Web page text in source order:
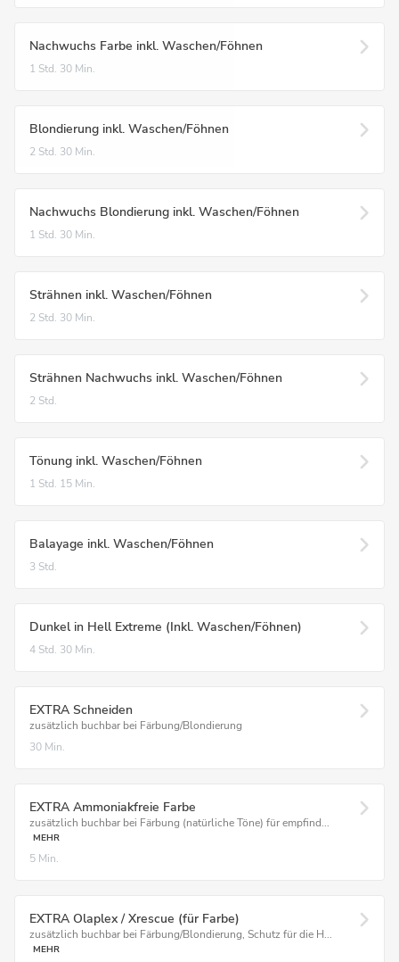
Nachwuchs Farbe inkl. Waschen/Föhnen
1 Std. 30 Min.
Blondierung inkl. Waschen/Föhnen
2 Std. 30 Min.
Nachwuchs Blondierung inkl. Waschen/Föhnen
1 Std. 30 Min.
Strähnen inkl. Waschen/Föhnen
2 Std. 30 Min.
Strähnen Nachwuchs inkl. Waschen/Föhnen
2 Std.
Tönung inkl. Waschen/Föhnen
1 Std. 15 Min.
Balayage inkl. Waschen/Föhnen
3 Std.
Dunkel in Hell Extreme (Inkl. Waschen/Föhnen)
4 Std. 30 Min.
EXTRA Schneiden
zusätzlich buchbar bei Färbung/Blondierung
30 Min.
EXTRA Ammoniakfreie Farbe
zusätzlich buchbar bei Färbung (natürliche Töne) für empfind...
MEHR
5 Min.
EXTRA Olaplex / Xrescue (für Farbe)
zusätzlich buchbar bei Färbung/Blondierung, Schutz für die H...
MEHR